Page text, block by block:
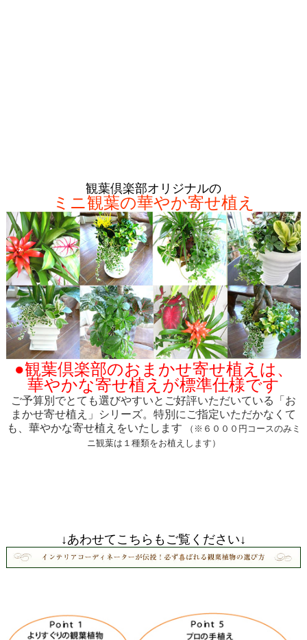
観葉倶楽部オリジナルの
ミニ観葉の華やか寄せ植え
●観葉倶楽部のおまかせ寄せ植えは、
華やかな寄せ植えが標準仕様です
ご予算別でとても選びやすいとご好評いただいている「お
まかせ寄せ植え」シリーズ。特別にご指定いただかなくて
も、華やかな寄せ植えをいたします
（※６０００円コースのみミ
ニ観葉は１種類をお植えします）
↓あわせてこちらもご覧ください↓